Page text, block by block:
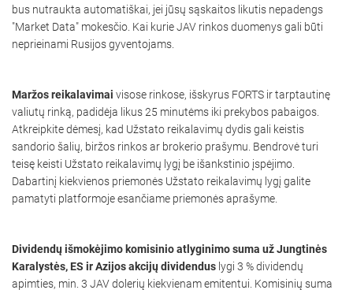
bus nutraukta automatiškai, jei jūsų sąskaitos likutis nepadengs
"Market Data" mokesčio. Kai kurie JAV rinkos duomenys gali būti
neprieinami Rusijos gyventojams.
Maržos reikalavimai visose rinkose, išskyrus FORTS ir tarptautinę
valiutų rinką, padidėja likus 25 minutėms iki prekybos pabaigos.
Atkreipkite dėmesį, kad Užstato reikalavimų dydis gali keistis
sandorio šalių, biržos rinkos ar brokerio prašymu. Bendrovė turi
teisę keisti Užstato reikalavimų lygį be išankstinio įspėjimo.
Dabartinį kiekvienos priemonės Užstato reikalavimų lygį galite
pamatyti platformoje esančiame priemonės aprašyme.
Dividendų išmokėjimo komisinio atlyginimo suma už Jungtinės
Karalystės, ES ir Azijos akcijų dividendus lygi 3 % dividendų
apimties, min. 3 JAV dolerių kiekvienam emitentui. Komisinių suma